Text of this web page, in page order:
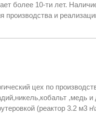
базы дает
ПЛЕНОК, ПАКЕТОВ, МЕШКОВ И ДР.
цех по
,медь
(реактор 3.2 м3